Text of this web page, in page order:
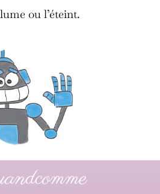
ou l’éteint.